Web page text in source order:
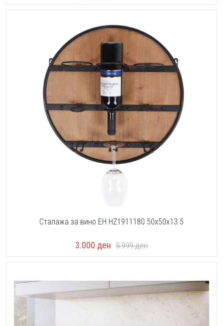
Сталажа за вино EH HZ1911180 50x50x13.5
3.000 ден 5.999ден